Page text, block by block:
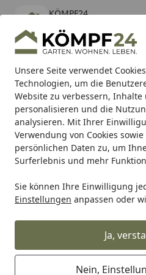
Unsere Seite verwendet
Technologien, um die
Website zu verbessern, Inhalte
personalisieren und die
analysieren. Mit Ihrer
Verwendung von Cookies
persönlichen Daten zu, um
Surferlebnis und mehr
Sie können Ihre Einwilligung
Einstellungen anpassen oder
Ja,
Nein,
KÖMPF24
kostenlos - Im App Store
Alle Produkte
Mein Konto
Suchen
Karibu Pools inkl. gratis
Starterset
Startseite
Grill Weber FLAVORIZER
Weber FLAVORIZER
RÄUCHEREINHEIT